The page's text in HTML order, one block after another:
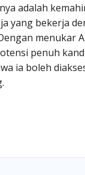
adalah
yang bekerja
menukar
penuh
ia boleh